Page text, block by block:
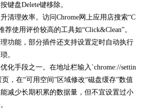
键盘Delete键移除。
清理效率。访问Chrome网上应用店搜索“C
荐使用评价较高的工具如“Click&Clean”。
功能，部分插件还支持设置定时自动执行
。
化手段之一。在地址栏输入`chrome://settin
页，在“可用空间”区域修改“磁盘缓存”数值
减少长期积累的数据量，但不宜设置过小